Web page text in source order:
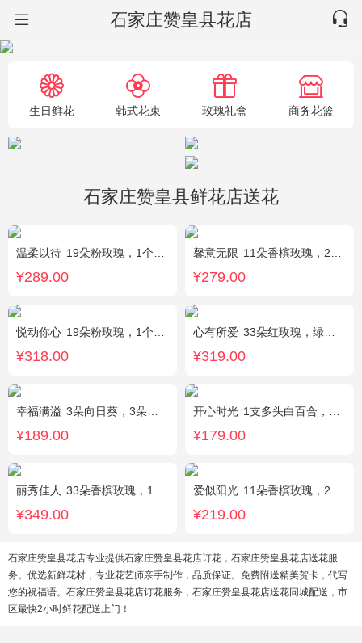
石家庄赞皇县花店
生日鲜花 韩式花束 玫瑰礼盒 商务花篮
石家庄赞皇县鲜花店送花
温柔以待 19朵粉玫瑰，1个粉色绣球，1枝多头白百合，桔梗、满天星、绿叶搭配
¥289.00
馨意无限 11朵香槟玫瑰，2枝多头白色百合，白色洋桔梗、绿叶
¥279.00
悦动你心 19朵粉玫瑰，1个粉色绣球，2个白色乒乓菊，粉色桔梗、尤加利间插丰满
¥318.00
心有所爱 33朵红玫瑰，绿叶搭配
¥319.00
幸福满溢 3朵向日葵，3朵香槟玫瑰，配花、绿叶搭配
¥189.00
开心时光 1支多头白百合，3朵粉玫瑰，4朵康乃馨，桔梗、满天星、绿叶混搭
¥179.00
丽秀佳人 33朵香槟玫瑰，1条灯带，桔梗、绿叶搭配
¥349.00
爱似阳光 11朵香槟玫瑰，2朵向日葵，桔梗、配花、绿叶搭配
¥219.00
石家庄赞皇县花店专业提供石家庄赞皇县花店订花，石家庄赞皇县花店送花服
务。优选新鲜花材，专业花艺师亲手制作，品质保证。免费附送精美贺卡，代写
您的祝福语。石家庄赞皇县花店订花服务，石家庄赞皇县花店送花同城配送，市
区最快2小时鲜花配送上门！